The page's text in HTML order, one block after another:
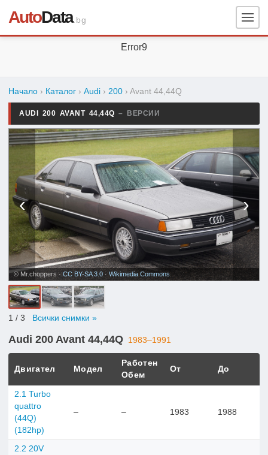
AutoData.bg
Error9
Начало › Каталог › Audi › 200 › Avant 44,44Q
AUDI 200 AVANT 44,44Q – ВЕРСИИ
‹ ›
© Mr.choppers ·CC BY-SA 3.0 · Wikimedia Commons
1 / 3 Всички снимки »
Audi 200 Avant 44,44Q 1983–1991
Двигател Модел
Работен
Обем
От До
2.1 Turbo
quattro
(44Q)
(182hp)
– – 1983 1988
2.2 20V